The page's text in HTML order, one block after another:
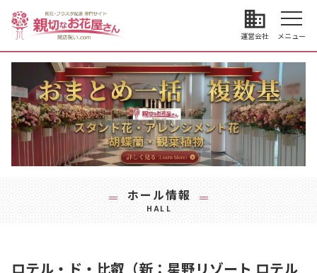
business
運営会社 メニュー
ホール情報
HALL
ロテル・ド・比叡（新：星野リゾート ロテル